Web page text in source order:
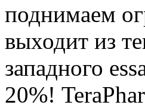
поднимаем
выходит из
западного
20%!